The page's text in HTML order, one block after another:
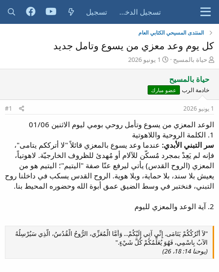
تسجيل الدخول تسجيل
المنتدى المسيحي الكتابي العام
كل يوم وعد معزي من يسوع وتامل جديد
ب
ا
د
ئ
ا
ل
م
ض
و
ع
حياة بالمسيح
ت
ا
ي
خ
ا
د
ء
1 يونيو 2026
حياة بالمسيح
خادمة الرب عضو مبارك
1 يونيو 2026 #1
الوعد المعزي من يسوع وتأمل روحي بومي ليوم الاثنين 01/06
1. الكلمة الروحية واللاهوتية
سر التبني الأبدي: عندما وعد يسوع بالمعزي قائلاً "لا أترككم يتامى"،
فإنه لم يَعِدْ بمجرد مُسكّن للآلام أو مُهدئ للظروف الخارجيّة. لاهوتياً،
المعزي (الروح القدس) يأتي ليرفع عنّا صفة "اليتيم"؛ اليتيم هو من
يعيش بلا سند، بلا حماية، وبلا هوية. الروح القدس يسكب في داخلنا روح
التبني، فنختبر في وسط الضيق عمق أبوة الله وحضوره المحيط بنا.
2. آية الوعد والمعزي لليوم
"لاَ أَتْرُكُكُمْ يَتَامَى. إِنِّي آتِي إِلَيْكُمْ... وَأَمَّا الْمُعَزِّي، الرُّوحُ الْقُدُسُ، الَّذِي سَيُرْسِلُهُ
الآبُ بِاسْمِي، فَهُوَ يُعَلِّمُكُمْ كُلَّ شَيْءٍ."
(يوحنا 14: 18، 26)